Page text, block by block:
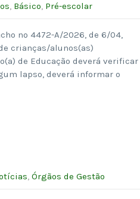
, Básico, Pré-escolar
nº 4472-A/2026, de 6/04,
crianças/alunos(as)
de Educação deverá verificar
lapso, deverá informar o
, Órgãos de Gestão